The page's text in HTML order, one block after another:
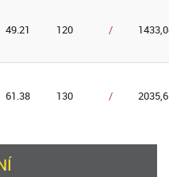
49.21 120 /
61.38 130 /